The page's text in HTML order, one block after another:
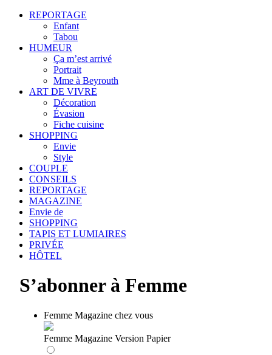
REPORTAGE
Enfant
Tabou
HUMEUR
Ça m’est arrivé
Portrait
Mme à Beyrouth
ART DE VIVRE
Décoration
Évasion
Fiche cuisine
SHOPPING
Envie
Style
COUPLE
CONSEILS
REPORTAGE
MAGAZINE
Envie de
SHOPPING
TAPIS ET LUMIAIRES
PRIVÉE
HÔTEL
S’abonner à Femme
Femme Magazine chez vous
Femme Magazine Version Papier